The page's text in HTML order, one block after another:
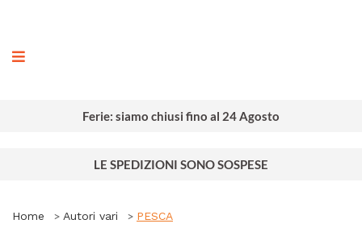
Ferie: siamo chiusi fino al 24 Agosto
LE SPEDIZIONI SONO SOSPESE
Home Autori vari PESCA